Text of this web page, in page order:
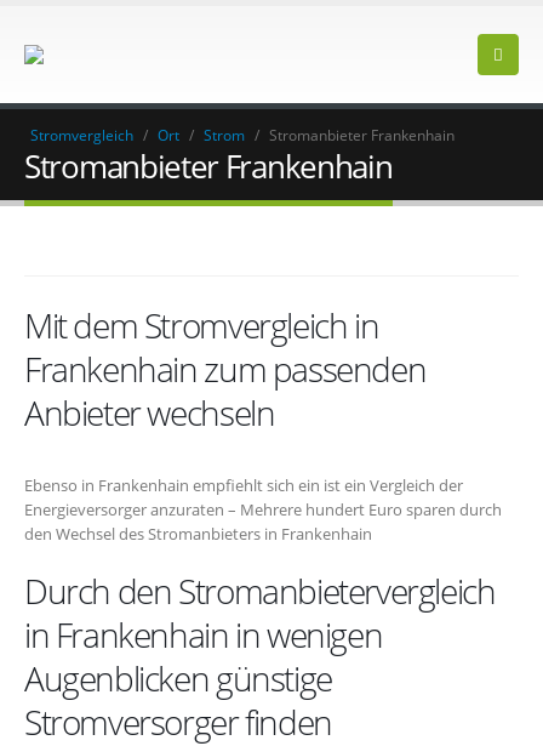
Stromvergleich / Ort / Strom / Stromanbieter Frankenhain
Stromanbieter Frankenhain
Mit dem Stromvergleich in
Frankenhain zum passenden
Anbieter wechseln
Ebenso in Frankenhain empfiehlt sich ein ist ein Vergleich der
Energieversorger anzuraten – Mehrere hundert Euro sparen durch
den Wechsel des Stromanbieters in Frankenhain
Durch den Stromanbietervergleich
in Frankenhain in wenigen
Augenblicken günstige
Stromversorger finden